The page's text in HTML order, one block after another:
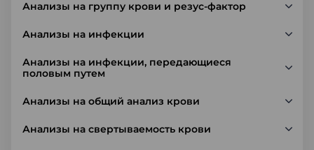
Анализы на группу крови и резус-фактор
Анализы на инфекции
Анализы на инфекции, передающиеся
половым путем
Анализы на общий анализ крови
Анализы на свертываемость крови